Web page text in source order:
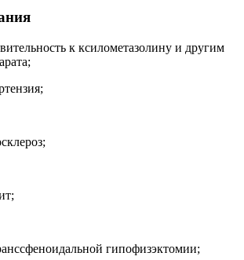
к ксилометазолину и другим
гипофизэктомии;